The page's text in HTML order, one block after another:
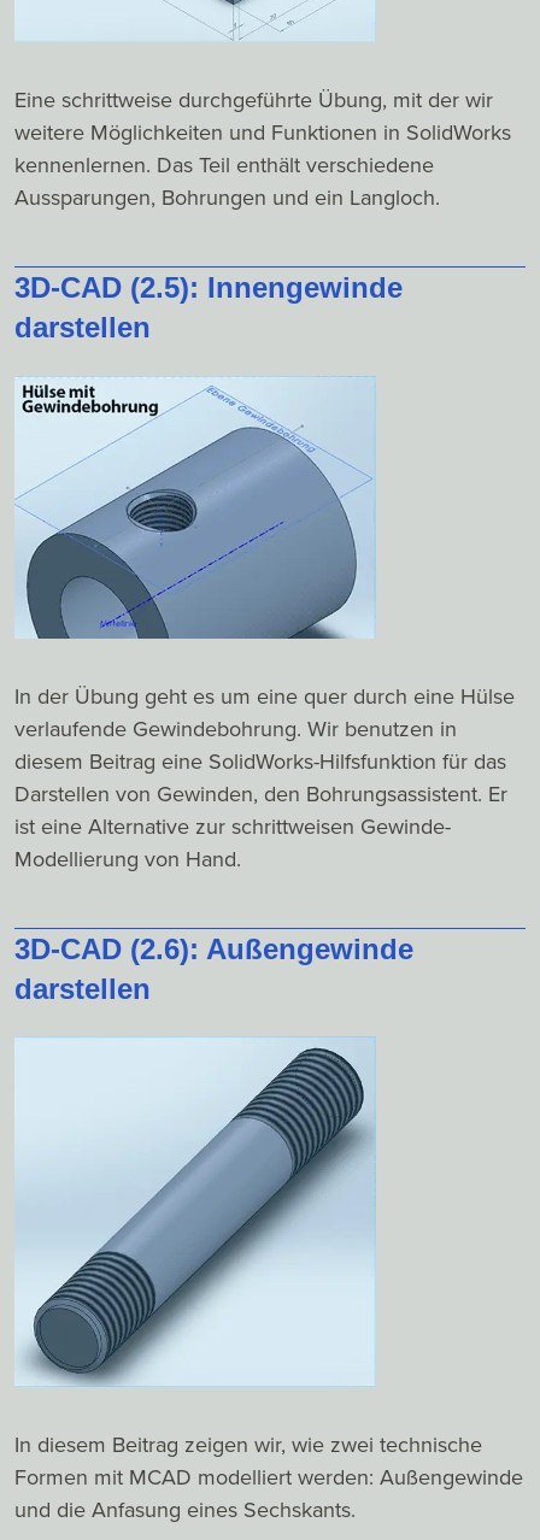
Eine schrittweise durchgeführte Übung, mit der wir
weitere Möglichkeiten und Funktionen in SolidWorks
kennenlernen. Das Teil enthält verschiedene
Aussparungen, Bohrungen und ein Langloch.
3D-CAD (2.5): Innengewinde
darstellen
In der Übung geht es um eine quer durch eine Hülse
verlaufende Gewindebohrung. Wir benutzen in
diesem Beitrag eine SolidWorks-Hilfsfunktion für das
Darstellen von Gewinden, den Bohrungsassistent. Er
ist eine Alternative zur schrittweisen Gewinde-
Modellierung von Hand.
3D-CAD (2.6): Außengewinde
darstellen
In diesem Beitrag zeigen wir, wie zwei technische
Formen mit MCAD modelliert werden: Außengewinde
und die Anfasung eines Sechskants.